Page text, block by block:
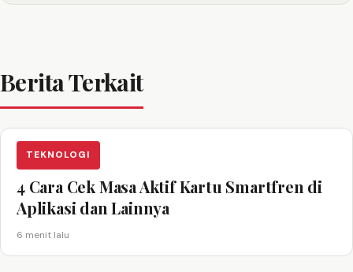
Berita Terkait
TEKNOLOGI
4 Cara Cek Masa Aktif Kartu Smartfren di
Aplikasi dan Lainnya
6 menit lalu